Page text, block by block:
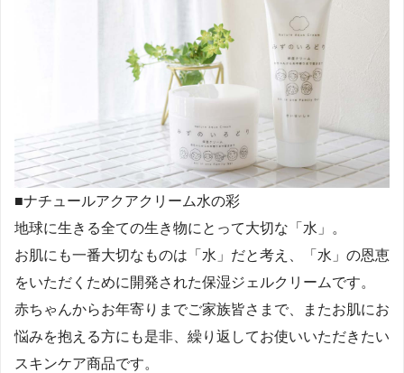
■ナチュールアクアクリーム水の彩
地球に生きる全ての生き物にとって大切な「水」。
お肌にも一番大切なものは「水」だと考え、「水」の恩恵
をいただくために開発された保湿ジェルクリームです。
赤ちゃんからお年寄りまでご家族皆さまで、またお肌にお
悩みを抱える方にも是非、繰り返してお使いいただきたい
スキンケア商品です。